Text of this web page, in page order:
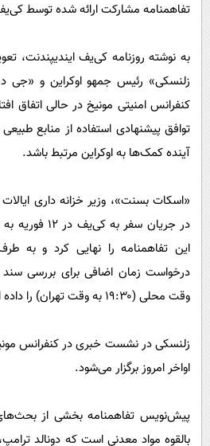
بین الملل
حیات وحش
سیاست خارجی
تفاهمنامه مشارکت ارائه شده توسط
به نوشته روزنامه کی‌یف ایندیپندنت،
زلنسکی» رئیس جمهو اوکراین و
کنفرانس امنیتی مونیخ در حالی اتفاق
توافق پیشنهادی استفاده از منابع
آینده کمک‌ها به اوکراین مرتبط باشد.
«اسکات بسنت»، وزیر خزانه داری
در جریان سفر
این تفاهمنامه را نهایی کرد و به
وقت محلی (۱۹:۳۰ به وقت تهران) را داده است.
زلنسکی در نشست خبری در کنفرانس
اواخر امروز برگزار می‌شود.
پیش‌نویس تفاهمنامه بخشی از
بالقوه مواد معدنی است که دونالد